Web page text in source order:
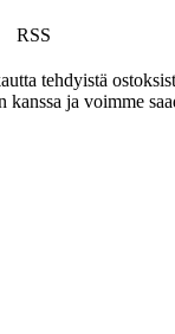
RSS
tehdyistä
ja voimme